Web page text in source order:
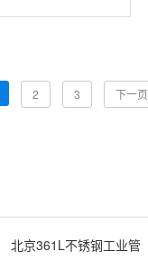
加工之前具备较好
2 3 下一页
北京361L不锈钢工业管